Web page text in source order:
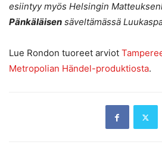
esiintyy myös Helsingin
Pänkäläisen säveltämässä
Lue Rondon tuoreet arviot
Metropolian Händel-produktiosta.